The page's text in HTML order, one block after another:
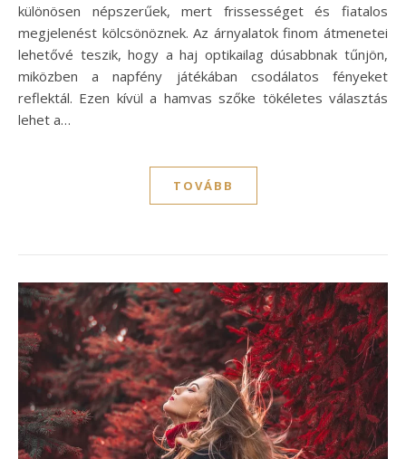
különösen népszerűek, mert frissességet és fiatalos
megjelenést kölcsönöznek. Az árnyalatok finom átmenetei
lehetővé teszik, hogy a haj optikailag dúsabbnak tűnjön,
miközben a napfény játékában csodálatos fényeket
reflektál. Ezen kívül a hamvas szőke tökéletes választás
lehet a…
TOVÁBB